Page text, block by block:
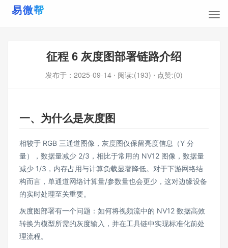
征程 6 灰度图部署链路介绍
发布于： 2025-09-14 ⋅ 阅读:(193) ⋅ 点赞:(0)
一、为什么是灰度图
相较于 RGB 三通道图像，灰度图仅保留亮度信息（Y 分
量），数据量减少 2/3，相比于常用的 NV12 图像，数据量
减少 1/3，内存占用与计算负载显著降低。对于下游网络结
构而言，单通道网络计算量/参数量也会更少，这对边缘设备
的实时处理至关重要。
灰度图部署有一个问题：如何将视频流中的 NV12 数据高效
转换为模型所需的灰度输入，并在工具链中实现标准化前处
理流程。